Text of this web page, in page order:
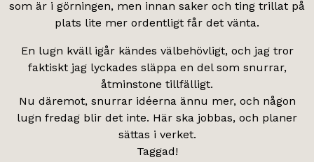
som är i görningen, men innan saker och ting trillat på
plats lite mer ordentligt får det vänta.
En lugn kväll igår kändes välbehövligt, och jag tror
faktiskt jag lyckades släppa en del som snurrar,
åtminstone tillfälligt.
Nu däremot, snurrar idéerna ännu mer, och någon
lugn fredag blir det inte. Här ska jobbas, och planer
sättas i verket.
Taggad!